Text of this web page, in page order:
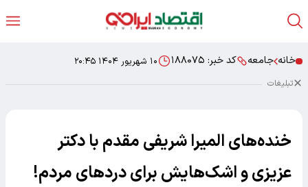
خانه جامعه کد خبر: ۱۸۸۰۷۵ ۱۰ شهریور ۱۴۰۴ ۲۰:۴۵
تبلیغات
خنده‌های المیرا شریفی مقدم با دکتر
عزیزی و اشک‌هایش برای دردهای مردم!